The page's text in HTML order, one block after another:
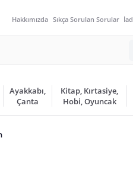
Hakkımızda Sıkça Sorulan Sorular
Ayakkabı,
Çanta
Kitap, Kırtasiye,
Hobi, Oyuncak